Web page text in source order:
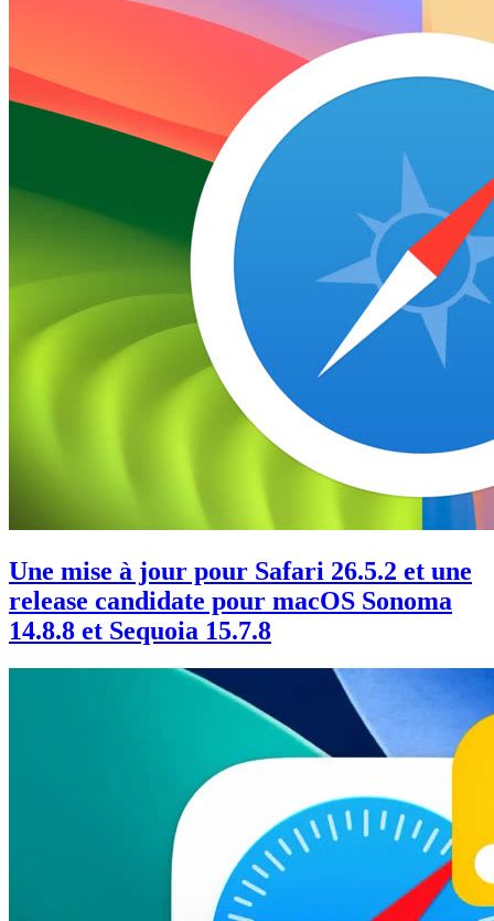
Une mise à jour pour Safari 26.5.2 et une
release candidate pour macOS Sonoma
14.8.8 et Sequoia 15.7.8